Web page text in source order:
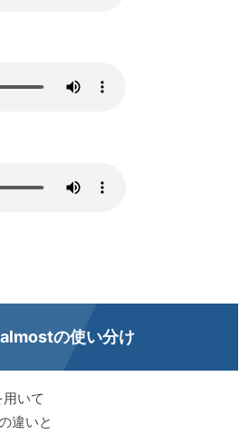
の使い分け
いて
違いと